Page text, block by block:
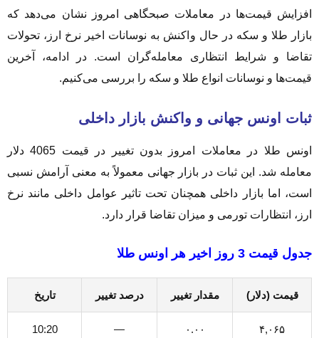
افزایش قیمت‌ها در معاملات صبحگاهی امروز نشان می‌دهد که
بازار طلا و سکه در حال واکنش به نوسانات اخیر نرخ ارز، تحولات
تقاضا و شرایط انتظاری معامله‌گران است. در ادامه، آخرین
قیمت‌ها و نوسانات انواع طلا و سکه را بررسی می‌کنیم.
ثبات اونس جهانی و واکنش بازار داخلی
اونس طلا در معاملات امروز بدون تغییر در قیمت 4065 دلار
معامله شد. این ثبات در بازار جهانی معمولاً به معنی آرامش نسبی
است، اما بازار داخلی همچنان تحت تاثیر عوامل داخلی مانند نرخ
ارز، انتظارات تورمی و میزان تقاضا قرار دارد.
جدول قیمت 3 روز اخیر هر اونس طلا
قیمت (دلار) مقدار تغییر درصد تغییر تاریخ
۴,۰۶۵ ۰.۰۰ —
10:20